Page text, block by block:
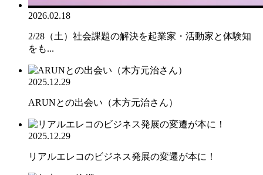
2026.02.18
2/28（土）社会課題の解決を起業家・活動家と体験知
をも...
2025.12.29
ARUNとの出会い（木方元治さん）
2025.12.29
リアルエレコのビジネス発展の変遷が本に！